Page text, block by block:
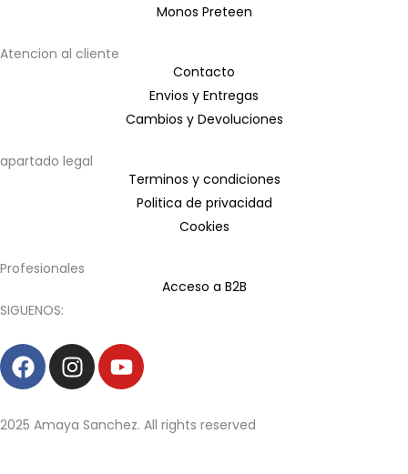
Monos Preteen
Atencion al cliente
Contacto
Envios y Entregas
Cambios y Devoluciones
apartado legal
Terminos y condiciones
Politica de privacidad
Cookies
Profesionales
Acceso a B2B
SIGUENOS:
F
a
c
e
I
n
s
t
Y
o
u
t
2025 Amaya Sanchez. All rights reserved